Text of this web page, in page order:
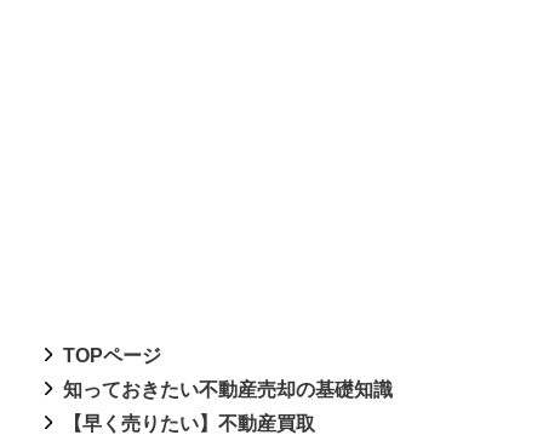
TOPページ
知っておきたい不動産売却の基礎知識
【早く売りたい】不動産買取